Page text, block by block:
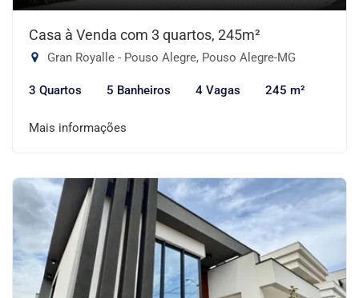
Casa à Venda com 3 quartos, 245m²
Gran Royalle - Pouso Alegre, Pouso Alegre-MG
3 Quartos 5 Banheiros 4 Vagas 245 m²
Mais informações